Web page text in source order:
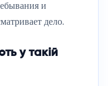
и
дело.
у такій